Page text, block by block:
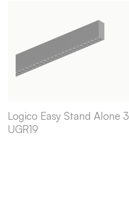
Logico Easy Stand Alone
UGR19